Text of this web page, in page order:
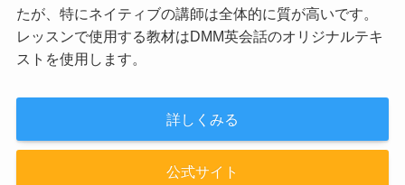
たが、特にネイティブの講師は全体的に質が高いです。
レッスンで使用する教材はDMM英会話のオリジナルテキ
ストを使用します。
詳しくみる
公式サイト